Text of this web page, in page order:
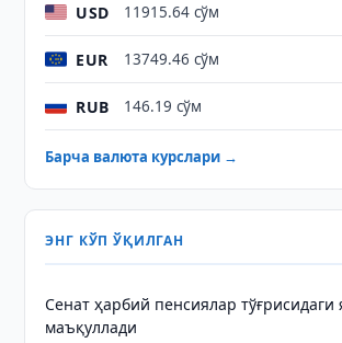
USD 11915.64 сўм
EUR 13749.46 сўм
RUB 146.19 сўм
Барча валюта курслари →
ЭНГ КЎП ЎҚИЛГАН
Сенат ҳарбий пенсиялар тўғрисидаги
маъқуллади